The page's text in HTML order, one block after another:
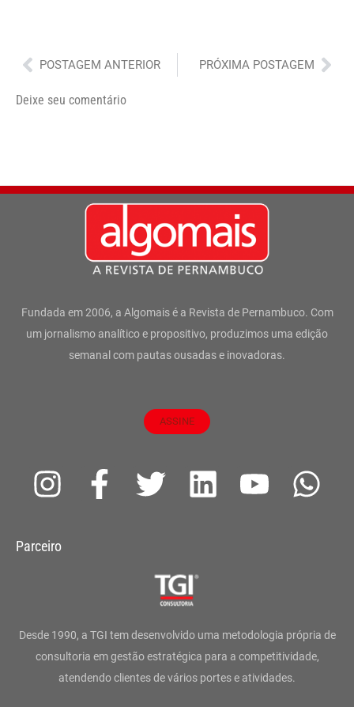
Anterior
POSTAGEM ANTERIOR PRÓXIMA POSTAGEM
Deixe seu comentário
Fundada em 2006, a Algomais é a Revista de Pernambuco. Com
um jornalismo analítico e propositivo, produzimos uma edição
semanal com pautas ousadas e inovadoras.
ASSINE
I
s
g
r
a
F
a
o
o
k
T
t
e
r
L
d
i
n
Y
b
e
W
a
p
Parceiro
Desde 1990, a TGI tem desenvolvido uma metodologia própria de
consultoria em gestão estratégica para a competitividade,
atendendo clientes de vários portes e atividades.